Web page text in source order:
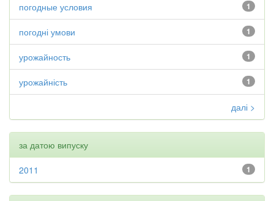
1
погодные условия
1
погодні умови
1
урожайность
1
урожайність
далі >
за датою випуску
1
2011